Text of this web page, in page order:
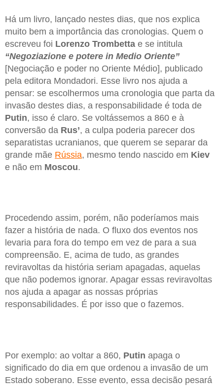
Há um livro, lançado nestes dias, que nos explica
muito bem a importância das cronologias. Quem o
escreveu foi Lorenzo Trombetta e se intitula
“Negoziazione e potere in Medio Oriente”
[Negociação e poder no Oriente Médio], publicado
pela editora Mondadori. Esse livro nos ajuda a
pensar: se escolhermos uma cronologia que parta da
invasão destes dias, a responsabilidade é toda de
Putin, isso é claro. Se voltássemos a 860 e à
conversão da Rus’, a culpa poderia parecer dos
separatistas ucranianos, que querem se separar da
grande mãe Rússia, mesmo tendo nascido em Kiev
e não em Moscou.
Procedendo assim, porém, não poderíamos mais
fazer a história de nada. O fluxo dos eventos nos
levaria para fora do tempo em vez de para a sua
compreensão. E, acima de tudo, as grandes
reviravoltas da história seriam apagadas, aquelas
que não podemos ignorar. Apagar essas reviravoltas
nos ajuda a apagar as nossas próprias
responsabilidades. É por isso que o fazemos.
Por exemplo: ao voltar a 860, Putin apaga o
significado do dia em que ordenou a invasão de um
Estado soberano. Esse evento, essa decisão pesará